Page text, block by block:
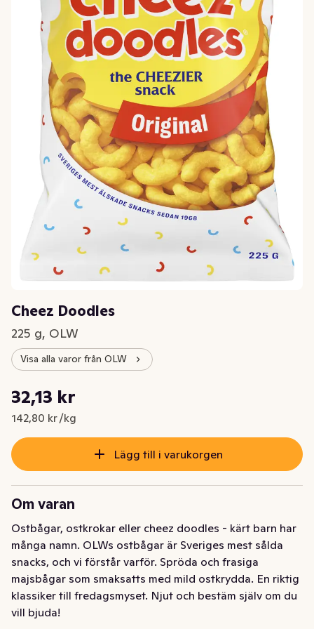
Cheez Doodles
225 g, OLW
Visa alla varor från OLW
Nuvarande pris är: 32,13 kr
32,13 kr
142,80 kr /kg
Styckpris: 142,80 kr /kg
Lägg till i varukorgen
Om varan
Ostbågar, ostkrokar eller cheez doodles - kärt barn har
många namn. OLWs ostbågar är Sveriges mest sålda
snacks, och vi förstår varför. Spröda och frasiga
majsbågar som smaksatts med mild ostkrydda. En riktig
klassiker till fredagsmyset. Njut och bestäm själv om du
vill bjuda!